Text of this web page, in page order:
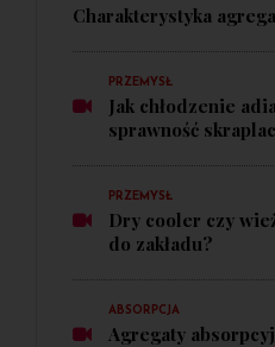
Charakterystyka
PRZEMYSŁ
Jak chłodzenie
sprawność
PRZEMYSŁ
Dry cooler czy
do zakładu?
ABSORPCJA
Agregaty